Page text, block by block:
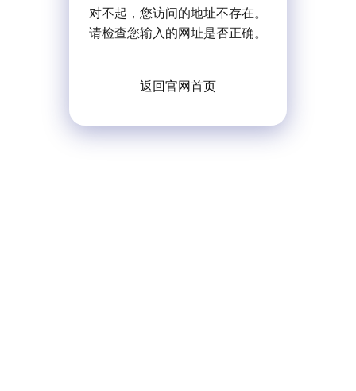
对不起，您访问的地址不存在。
请检查您输入的网址是否正确。
返回官网首页